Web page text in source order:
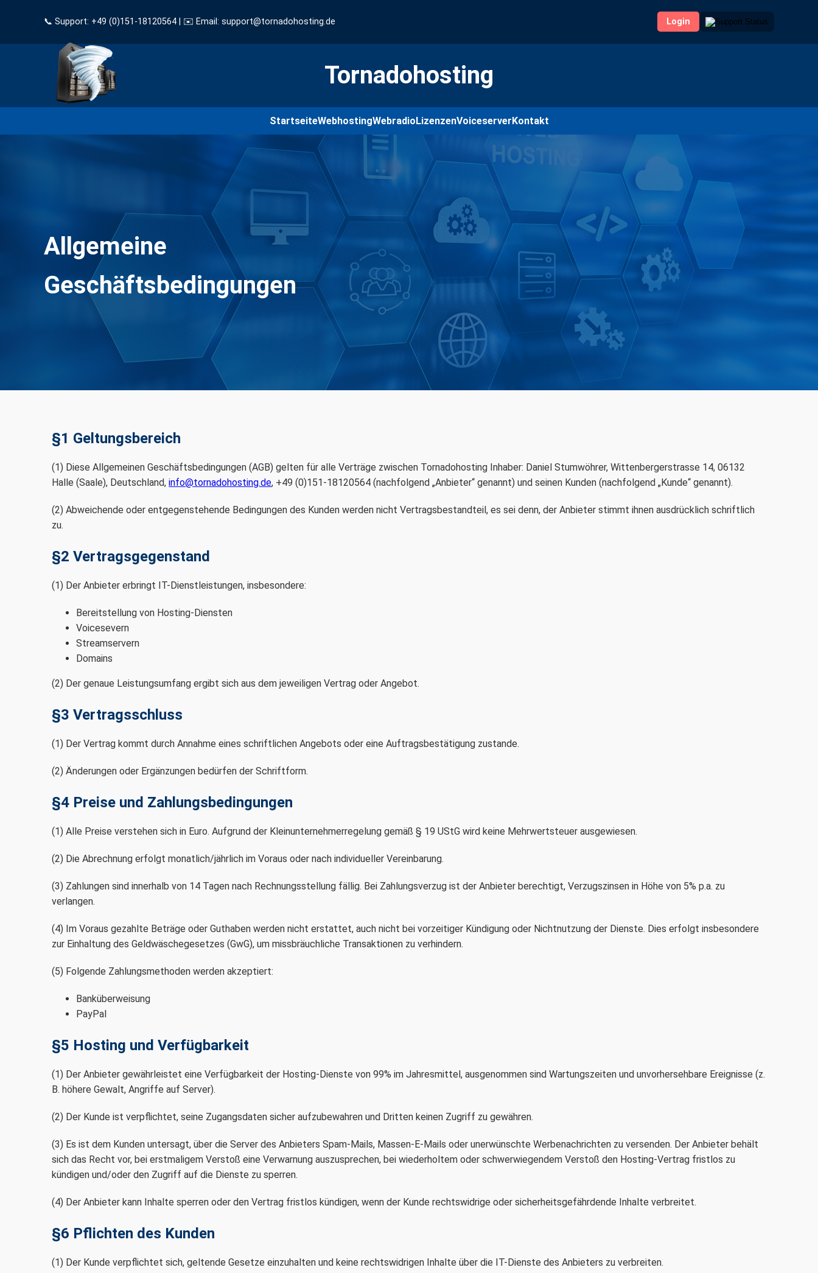
📞 Support: +49 (0)151-18120564 | ✉️ Email: support@tornadohosting.de Login
Tornadohosting
StartseiteWebhostingWebradioLizenzenVoiceserverKontakt
Allgemeine
Geschäftsbedingungen
§1 Geltungsbereich
(1) Diese Allgemeinen Geschäftsbedingungen (AGB) gelten für alle Verträge zwischen Tornadohosting Inhaber: Daniel Stumwöhrer, Wittenbergerstrasse 14, 06132
Halle (Saale), Deutschland,info@tornadohosting.de, +49 (0)151-18120564 (nachfolgend „Anbieter“ genannt) und seinen Kunden (nachfolgend „Kunde“ genannt).
(2) Abweichende oder entgegenstehende Bedingungen des Kunden werden nicht Vertragsbestandteil, es sei denn, der Anbieter stimmt ihnen ausdrücklich schriftlich
zu.
§2 Vertragsgegenstand
(1) Der Anbieter erbringt IT-Dienstleistungen, insbesondere:
Bereitstellung von Hosting-Diensten
Voicesevern
Streamservern
Domains
(2) Der genaue Leistungsumfang ergibt sich aus dem jeweiligen Vertrag oder Angebot.
§3 Vertragsschluss
(1) Der Vertrag kommt durch Annahme eines schriftlichen Angebots oder eine Auftragsbestätigung zustande.
(2) Änderungen oder Ergänzungen bedürfen der Schriftform.
§4 Preise und Zahlungsbedingungen
(1) Alle Preise verstehen sich in Euro. Aufgrund der Kleinunternehmerregelung gemäß § 19 UStG wird keine Mehrwertsteuer ausgewiesen.
(2) Die Abrechnung erfolgt monatlich/jährlich im Voraus oder nach individueller Vereinbarung.
(3) Zahlungen sind innerhalb von 14 Tagen nach Rechnungsstellung fällig. Bei Zahlungsverzug ist der Anbieter berechtigt, Verzugszinsen in Höhe von 5% p.a. zu
verlangen.
(4) Im Voraus gezahlte Beträge oder Guthaben werden nicht erstattet, auch nicht bei vorzeitiger Kündigung oder Nichtnutzung der Dienste. Dies erfolgt insbesondere
zur Einhaltung des Geldwäschegesetzes (GwG), um missbräuchliche Transaktionen zu verhindern.
(5) Folgende Zahlungsmethoden werden akzeptiert:
Banküberweisung
PayPal
§5 Hosting und Verfügbarkeit
(1) Der Anbieter gewährleistet eine Verfügbarkeit der Hosting-Dienste von 99% im Jahresmittel, ausgenommen sind Wartungszeiten und unvorhersehbare Ereignisse (z.
B. höhere Gewalt, Angriffe auf Server).
(2) Der Kunde ist verpflichtet, seine Zugangsdaten sicher aufzubewahren und Dritten keinen Zugriff zu gewähren.
(3) Es ist dem Kunden untersagt, über die Server des Anbieters Spam-Mails, Massen-E-Mails oder unerwünschte Werbenachrichten zu versenden. Der Anbieter behält
sich das Recht vor, bei erstmaligem Verstoß eine Verwarnung auszusprechen, bei wiederholtem oder schwerwiegendem Verstoß den Hosting-Vertrag fristlos zu
kündigen und/oder den Zugriff auf die Dienste zu sperren.
(4) Der Anbieter kann Inhalte sperren oder den Vertrag fristlos kündigen, wenn der Kunde rechtswidrige oder sicherheitsgefährdende Inhalte verbreitet.
§6 Pflichten des Kunden
(1) Der Kunde verpflichtet sich, geltende Gesetze einzuhalten und keine rechtswidrigen Inhalte über die IT-Dienste des Anbieters zu verbreiten.